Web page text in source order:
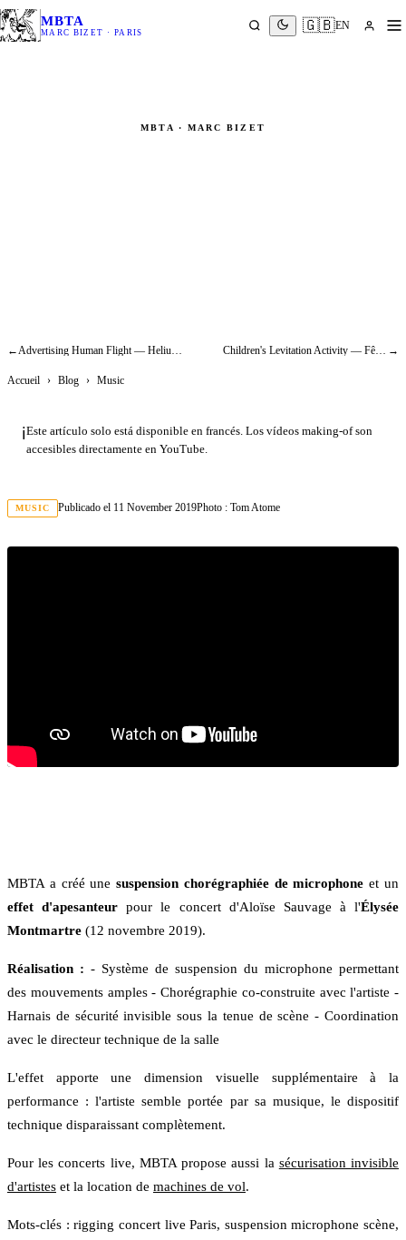
MBTA
MARC BIZET · PARIS 🇬🇧EN
MBTA · MARC BIZET
← Children's Levitation Activity — Fête du Court Métrage 2016, Carreau du Temple →
Accueil › Blog › Music
ℹ️Este artículo solo está disponible en francés. Los vídeos making-of son
accesibles directamente en YouTube.
MUSIC Publicado el 11 November 2019Photo : Tom Atome
MBTA a créé unesuspension chorégraphiée de microphone et un
effet d'apesanteur pour le concert d'Aloïse Sauvage à l'Élysée
Montmartre (12 novembre 2019).
Réalisation : - Système de suspension du microphone permettant
des mouvements amples - Chorégraphie co-construite avec l'artiste -
Harnais de sécurité invisible sous la tenue de scène - Coordination
avec le directeur technique de la salle
L'effet apporte une dimension visuelle supplémentaire à la
performance : l'artiste semble portée par sa musique, le dispositif
technique disparaissant complètement.
Pour les concerts live, MBTA propose aussi la sécurisation invisible
d'artistes et la location de machines de vol.
Mots-clés : rigging concert live Paris, suspension microphone scène,